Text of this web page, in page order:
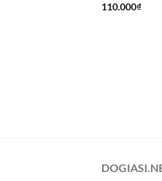
110.000₫